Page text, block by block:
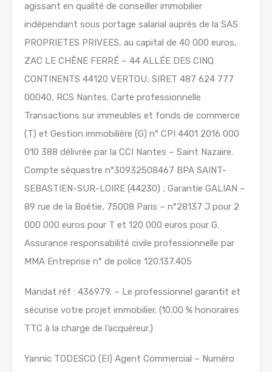
agissant en qualité de conseiller immobilier
indépendant sous portage salarial auprès de la SAS
PROPRIETES PRIVEES, au capital de 40 000 euros,
ZAC LE CHÊNE FERRÉ – 44 ALLÉE DES CINQ
CONTINENTS 44120 VERTOU; SIRET 487 624 777
00040, RCS Nantes. Carte professionnelle
Transactions sur immeubles et fonds de commerce
(T) et Gestion immobilière (G) n° CPI 4401 2016 000
010 388 délivrée par la CCI Nantes – Saint Nazaire.
Compte séquestre n°30932508467 BPA SAINT-
SEBASTIEN-SUR-LOIRE (44230) ; Garantie GALIAN –
89 rue de la Boétie, 75008 Paris – n°28137 J pour 2
000 000 euros pour T et 120 000 euros pour G.
Assurance responsabilité civile professionnelle par
MMA Entreprise n° de police 120.137.405
Mandat réf : 436979. – Le professionnel garantit et
sécurise votre projet immobilier. (10.00 % honoraires
TTC à la charge de l’acquéreur.)
Yannic TODESCO (EI) Agent Commercial – Numéro